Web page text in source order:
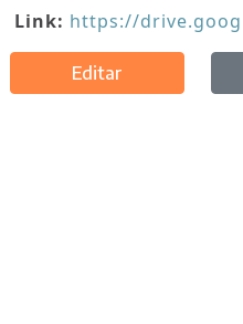
Link: https://
Editar